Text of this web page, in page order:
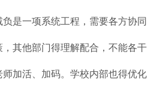
是一项系统工程，需要各方协同
其他部门得理解配合，不能各干
加活、加码。学校内部也得优化